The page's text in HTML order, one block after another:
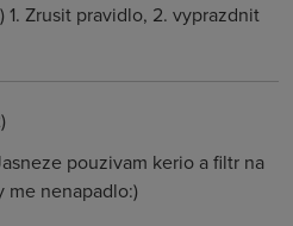
1. Zrusit pravidlo, 2. vyprazdnit
pouzivam kerio a filtr na
me nenapadlo:)